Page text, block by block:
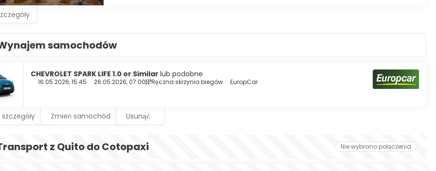
samochodów
CHEVROLET SPARK LIFE 1.0 or Similar lub podobne
16.05.2026, 15:45 26.05.2026, 07:00 Ręczna skrzynia biegów EuropCar
Zmień samochód Usunąć
z Quito do Cotopaxi Nie wybrano połączenia